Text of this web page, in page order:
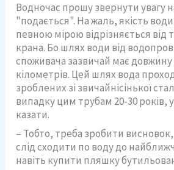
Водночас прошу звернути увагу
"подається". На жаль, якість
певною мірою відрізняється від
крана. Бо шлях води від
споживача зазвичай має довжину
кілометрів. Цей шлях вода
зроблених зі звичайнісінької
випадку цим трубам 20-30 років,
казати.
– Тобто, треба зробити
слід сходити по воду до
навіть купити пляшку